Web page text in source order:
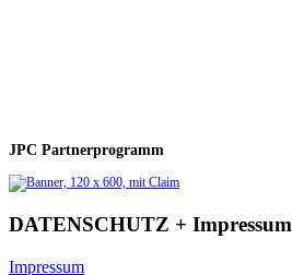
JPC Partnerprogramm
DATENSCHUTZ + Impressum
Impressum